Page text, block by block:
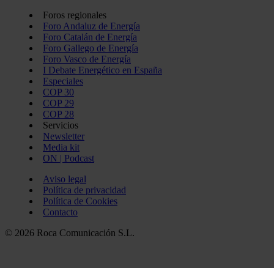
Foros regionales
Foro Andaluz de Energía
Foro Catalán de Energía
Foro Gallego de Energía
Foro Vasco de Energía
I Debate Energético en España
Especiales
COP 30
COP 29
COP 28
Servicios
Newsletter
Media kit
ON | Podcast
Aviso legal
Política de privacidad
Política de Cookies
Contacto
© 2026 Roca Comunicación S.L.